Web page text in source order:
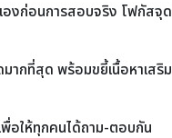
องก่อนการสอบจริง โฟกัสจุด
ากที่สุด พร้อมขยี้เนื้อหาเสริม
พื่อให้ทุกคนได้ถาม-ตอบกัน